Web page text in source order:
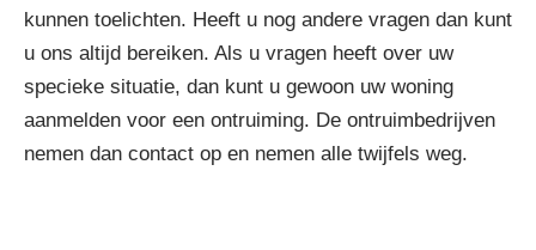
kunnen toelichten. Heeft u nog andere vragen dan kunt
u ons altijd bereiken. Als u vragen heeft over uw
specieke situatie, dan kunt u gewoon uw woning
aanmelden voor een ontruiming. De ontruimbedrijven
nemen dan contact op en nemen alle twijfels weg.